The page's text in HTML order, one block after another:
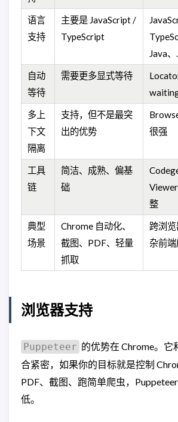
语言
支持
主要是 JavaScript /
TypeScript
Java
自动
等待
需要更多显式等待
多上
下文
隔离
支持，但不是最突
出的优势
很强
工具
链
简洁、成熟、偏基
础
整
典型
场景
Chrome 自动化、
截图、PDF、轻量
抓取
跨浏
杂前
浏览器支持
Puppeteer 的优势在 Chrome。它
合紧密，如果你的目标就是控制
PDF、截图、跑简单爬虫，
低。